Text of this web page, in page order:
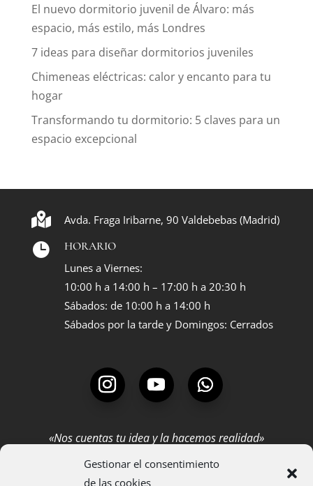
Gestionar el consentimiento
de las cookies
El nuevo dormitorio juvenil de Álvaro: más
espacio, más estilo, más Londres
7 ideas para diseñar dormitorios juveniles
Chimeneas eléctricas: calor y encanto para tu
hogar
Transformando tu dormitorio: 5 claves para un
espacio excepcional
 Avda. Fraga Iribarne, 90 Valdebebas (Madrid)

HORARIO
Lunes a Viernes:
10:00 h a 14:00 h – 17:00 h a 20:30 h
Sábados: de 10:00 h a 14:00 h
Sábados por la tarde y Domingos: Cerrados
«Nos cuentas tu idea y la hacemos realidad»
SERVICIOS